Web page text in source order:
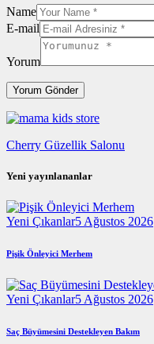
Name
E-mail
Yorum
Cherry Güzellik Salonu
Yeni yayınlananlar
Yeni Çıkanlar5 Ağustos 2026
Pişik Önleyici Merhem
Yeni Çıkanlar5 Ağustos 2026
Saç Büyümesini Destekleyen Bakım